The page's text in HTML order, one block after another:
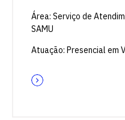
Área: Serviço de
SAMU
Atuação: Presencial em